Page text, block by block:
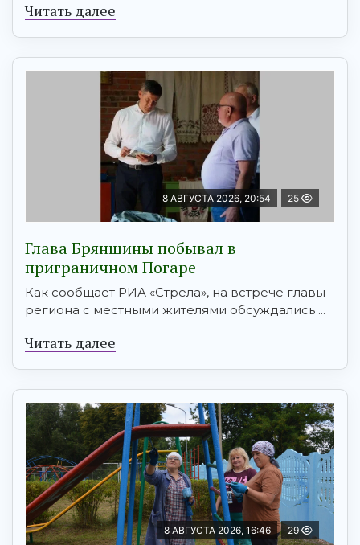
Читать далее
8 АВГУСТА 2026, 20:54 25
Глава Брянщины побывал в
приграничном Погаре
Как сообщает РИА «Стрела», на встрече главы
региона с местными жителями обсуждались ...
Читать далее
8 АВГУСТА 2026, 16:46 29